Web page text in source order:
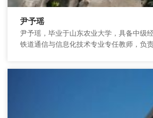
尹予瑶
尹予瑶，毕业于山东农业大学，具备中级
铁道通信与信息化技术专业专任教师，负